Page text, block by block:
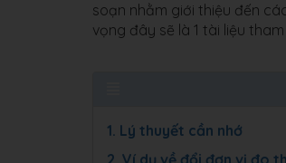
soạn nhằm giới thiệu đến
vọng đây sẽ là 1 tài liệu
1. Lý thuyết cần nhớ
2. Ví dụ về đổi đơn vị đo